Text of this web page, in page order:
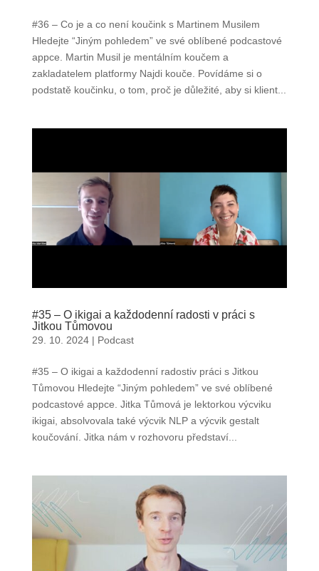
#36 – Co je a co není koučink s Martinem Musilem
Hledejte “Jiným pohledem” ve své oblíbené podcastové
appce. Martin Musil je mentálním koučem a
zakladatelem platformy Najdi kouče. Povídáme si o
podstatě koučinku, o tom, proč je důležité, aby si klient...
#35 – O ikigai a každodenní radosti v práci s
Jitkou Tůmovou
29. 10. 2024| Podcast
#35 – O ikigai a každodenní radostiv práci s Jitkou
Tůmovou Hledejte “Jiným pohledem” ve své oblíbené
podcastové appce. Jitka Tůmová je lektorkou výcviku
ikigai, absolvovala také výcvik NLP a výcvik gestalt
koučování. Jitka nám v rozhovoru představí...